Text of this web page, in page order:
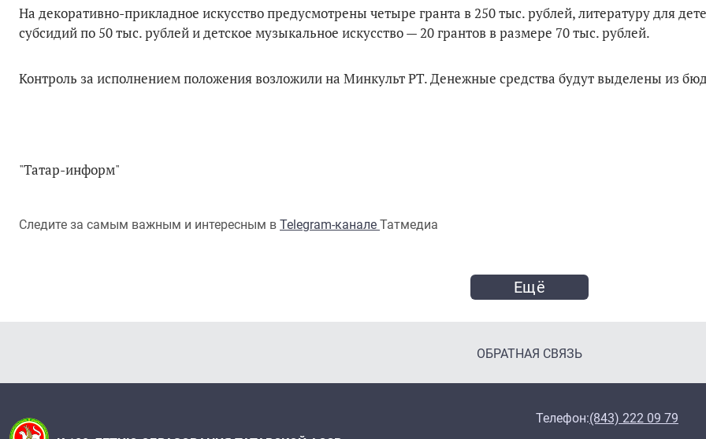
На декоративно-прикладное искусство предусмотрены четыре гранта в 250 тыс. рублей, литературу для
субсидий по 50 тыс. рублей и детское музыкальное искусство — 20 грантов в размере 70 тыс. рублей.
Контроль за исполнением положения возложили на Минкульт РТ. Денежные средства будут выделены из
"Татар-информ"
Следите за самым важным и интересным в Telegram-канале Татмедиа
Ещё
ОБРАТНАЯ СВЯЗЬ
Телефон:(843) 222 09 79